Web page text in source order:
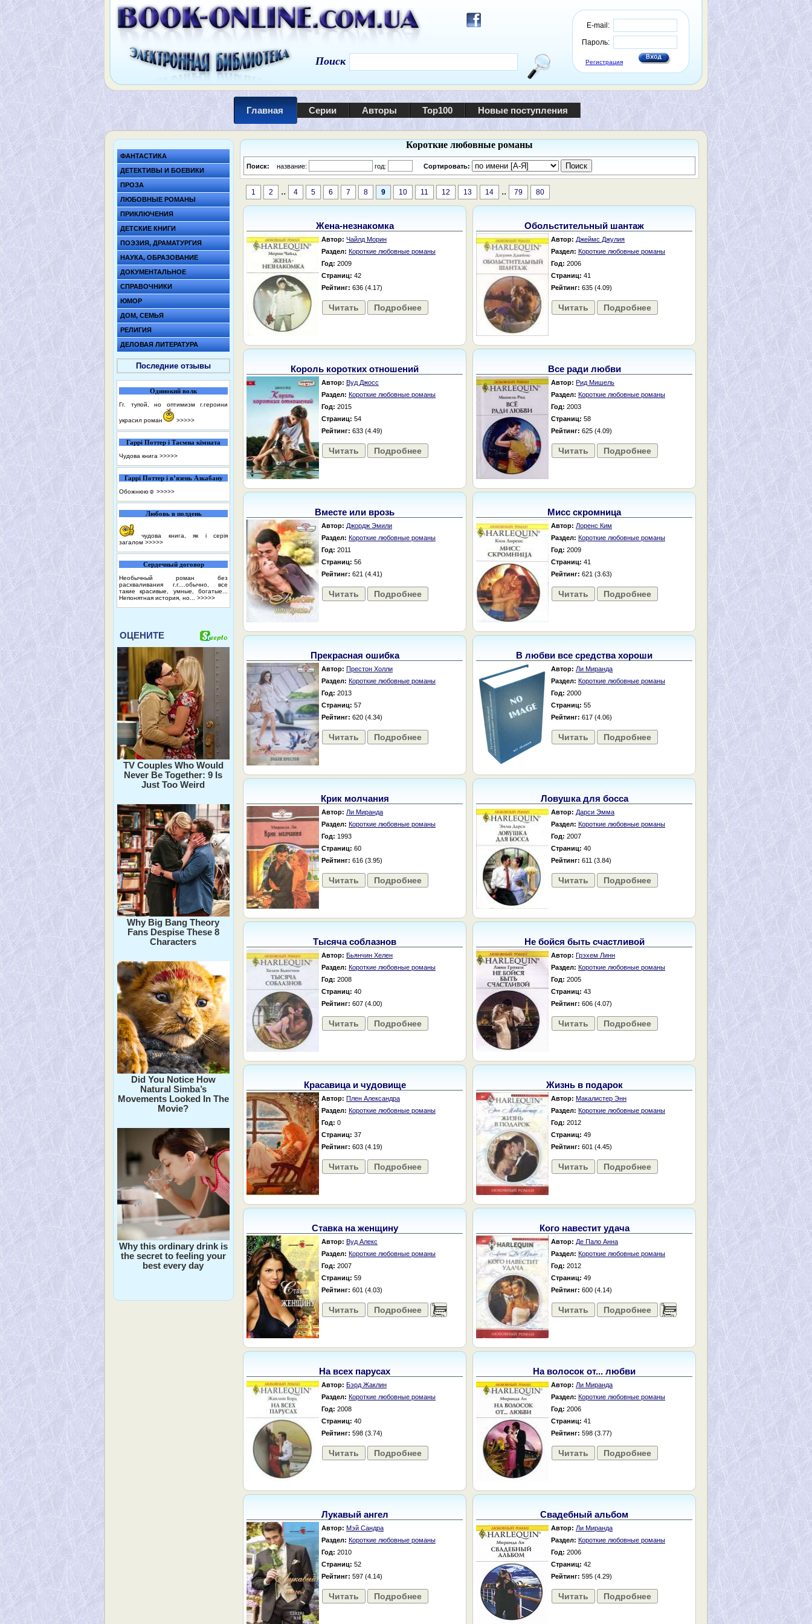
E-mail:
Пароль:
Регистрация
Поиск
Главная Серии Авторы Top100 Новые поступления
ФАНТАСТИКА
ДЕТЕКТИВЫ И БОЕВИКИ
ПРОЗА
ЛЮБОВНЫЕ РОМАНЫ
ПРИКЛЮЧЕНИЯ
ДЕТСКИЕ КНИГИ
ПОЭЗИЯ, ДРАМАТУРГИЯ
НАУКА, ОБРАЗОВАНИЕ
ДОКУМЕНТАЛЬНОЕ
СПРАВОЧНИКИ
ЮМОР
ДОМ, СЕМЬЯ
РЕЛИГИЯ
ДЕЛОВАЯ ЛИТЕРАТУРА
Последние отзывы
Одинокий волк
Гг. тупой, но оптимизм г.героини
украсил роман >>>>>
Гаррі Поттер і Таємна кімната
Чудова книга >>>>>
Гаррі Поттер і в’язень Азкабану
Обожнюю☺️ >>>>>
Любовь в полдень
чудова книга, як і серія
загалом >>>>>
Сердечный договор
Необычный роман без
расхваливания г.г....обычно, все
такие красивые, умные, богатые...
Непонятная история, но... >>>>>
ОЦЕНИТЕ
TV Couples Who Would
Never Be Together: 9 Is
Just Too Weird
Why Big Bang Theory
Fans Despise These 8
Characters
Did You Notice How
Natural Simba’s
Movements Looked In The
Movie?
Why this ordinary drink is
the secret to feeling your
best every day
Короткие любовные романы
Поиск: название: год: Сортировать:
1 2 .. 4 5 6 7 8 9 10 11 12 13 14 .. 79 80
Жена-незнакомка
Автор: Чайлд Морин
Раздел: Короткие любовные романы
Год: 2009
Страниц: 42
Рейтинг: 636 (4.17)
Читать Подробнее
Обольстительный шантаж
Автор: Джеймс Джулия
Раздел: Короткие любовные романы
Год: 2006
Страниц: 41
Рейтинг: 635 (4.09)
Читать Подробнее
Король коротких отношений
Автор: Вуд Джосс
Раздел: Короткие любовные романы
Год: 2015
Страниц: 54
Рейтинг: 633 (4.49)
Читать Подробнее
Все ради любви
Автор: Рид Мишель
Раздел: Короткие любовные романы
Год: 2003
Страниц: 58
Рейтинг: 625 (4.09)
Читать Подробнее
Вместе или врозь
Автор: Джордж Эмили
Раздел: Короткие любовные романы
Год: 2011
Страниц: 56
Рейтинг: 621 (4.41)
Читать Подробнее
Мисс скромница
Автор: Лоренс Ким
Раздел: Короткие любовные романы
Год: 2009
Страниц: 41
Рейтинг: 621 (3.63)
Читать Подробнее
Прекрасная ошибка
Автор: Престон Холли
Раздел: Короткие любовные романы
Год: 2013
Страниц: 57
Рейтинг: 620 (4.34)
Читать Подробнее
В любви все средства хороши
Автор: Ли Миранда
Раздел: Короткие любовные романы
Год: 2000
Страниц: 55
Рейтинг: 617 (4.06)
Читать Подробнее
Крик молчания
Автор: Ли Миранда
Раздел: Короткие любовные романы
Год: 1993
Страниц: 60
Рейтинг: 616 (3.95)
Читать Подробнее
Ловушка для босса
Автор: Дарси Эмма
Раздел: Короткие любовные романы
Год: 2007
Страниц: 40
Рейтинг: 611 (3.84)
Читать Подробнее
Тысяча соблазнов
Автор: Бьянчин Хелен
Раздел: Короткие любовные романы
Год: 2008
Страниц: 40
Рейтинг: 607 (4.00)
Читать Подробнее
Не бойся быть счастливой
Автор: Грэхем Линн
Раздел: Короткие любовные романы
Год: 2005
Страниц: 43
Рейтинг: 606 (4.07)
Читать Подробнее
Красавица и чудовище
Автор: Плен Александра
Раздел: Короткие любовные романы
Год: 0
Страниц: 37
Рейтинг: 603 (4.19)
Читать Подробнее
Жизнь в подарок
Автор: Макалистер Энн
Раздел: Короткие любовные романы
Год: 2012
Страниц: 49
Рейтинг: 601 (4.45)
Читать Подробнее
Ставка на женщину
Автор: Вуд Алекс
Раздел: Короткие любовные романы
Год: 2007
Страниц: 59
Рейтинг: 601 (4.03)
Читать Подробнее ......
Кого навестит удача
Автор: Де Пало Анна
Раздел: Короткие любовные романы
Год: 2012
Страниц: 49
Рейтинг: 600 (4.14)
Читать Подробнее ......
На всех парусах
Автор: Бэрд Жаклин
Раздел: Короткие любовные романы
Год: 2008
Страниц: 40
Рейтинг: 598 (3.74)
Читать Подробнее
На волосок от... любви
Автор: Ли Миранда
Раздел: Короткие любовные романы
Год: 2006
Страниц: 41
Рейтинг: 598 (3.77)
Читать Подробнее
Лукавый ангел
Автор: Мэй Сандра
Раздел: Короткие любовные романы
Год: 2010
Страниц: 52
Рейтинг: 597 (4.14)
Читать Подробнее
Свадебный альбом
Автор: Ли Миранда
Раздел: Короткие любовные романы
Год: 2006
Страниц: 42
Рейтинг: 595 (4.29)
Читать Подробнее